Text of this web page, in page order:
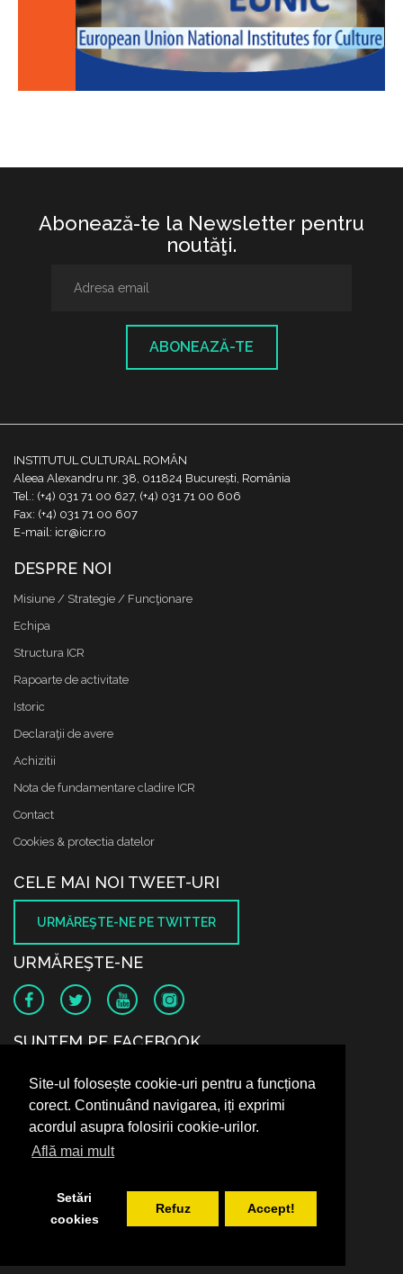
Site-ul folosește cookie-uri pentru a funcționa
corect. Continuând navigarea, iți exprimi
acordul asupra folosirii cookie-urilor.
Află mai mult
Setări
cookies
Refuz Accept!
Abonează-te la Newsletter pentru
noutăţi.
ABONEAZĂ-TE
INSTITUTUL CULTURAL ROMÂN
Aleea Alexandru nr. 38, 011824 București, România
Tel.: (+4) 031 71 00 627, (+4) 031 71 00 606
Fax: (+4) 031 71 00 607
E-mail: icr@icr.ro
DESPRE NOI
Misiune / Strategie / Funcţionare
Echipa
Structura ICR
Rapoarte de activitate
Istoric
Declaraţii de avere
Achizitii
Nota de fundamentare cladire ICR
Contact
Cookies & protectia datelor
CELE MAI NOI TWEET-URI
URMĂREŞTE-NE PE TWITTER
URMĂREŞTE-NE
SUNTEM PE FACEBOOK